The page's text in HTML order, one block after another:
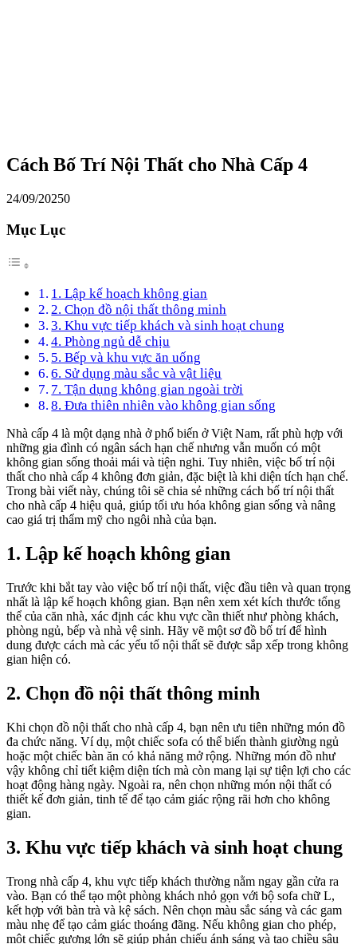
Cách Bố Trí Nội Thất cho Nhà Cấp 4
24/09/20250
Mục Lục
1. Lập kế hoạch không gian
2. Chọn đồ nội thất thông minh
3. Khu vực tiếp khách và sinh hoạt chung
4. Phòng ngủ dễ chịu
5. Bếp và khu vực ăn uống
6. Sử dụng màu sắc và vật liệu
7. Tận dụng không gian ngoài trời
8. Đưa thiên nhiên vào không gian sống
Nhà cấp 4 là một dạng nhà ở phổ biến ở Việt Nam, rất phù hợp với
những gia đình có ngân sách hạn chế nhưng vẫn muốn có một
không gian sống thoải mái và tiện nghi. Tuy nhiên, việc bố trí nội
thất cho nhà cấp 4 không đơn giản, đặc biệt là khi diện tích hạn chế.
Trong bài viết này, chúng tôi sẽ chia sẻ những cách bố trí nội thất
cho nhà cấp 4 hiệu quả, giúp tối ưu hóa không gian sống và nâng
cao giá trị thẩm mỹ cho ngôi nhà của bạn.
1. Lập kế hoạch không gian
Trước khi bắt tay vào việc bố trí nội thất, việc đầu tiên và quan trọng
nhất là lập kế hoạch không gian. Bạn nên xem xét kích thước tổng
thể của căn nhà, xác định các khu vực cần thiết như phòng khách,
phòng ngủ, bếp và nhà vệ sinh. Hãy vẽ một sơ đồ bố trí để hình
dung được cách mà các yếu tố nội thất sẽ được sắp xếp trong không
gian hiện có.
2. Chọn đồ nội thất thông minh
Khi chọn đồ nội thất cho nhà cấp 4, bạn nên ưu tiên những món đồ
đa chức năng. Ví dụ, một chiếc sofa có thể biến thành giường ngủ
hoặc một chiếc bàn ăn có khả năng mở rộng. Những món đồ như
vậy không chỉ tiết kiệm diện tích mà còn mang lại sự tiện lợi cho các
hoạt động hàng ngày. Ngoài ra, nên chọn những món nội thất có
thiết kế đơn giản, tinh tế để tạo cảm giác rộng rãi hơn cho không
gian.
3. Khu vực tiếp khách và sinh hoạt chung
Trong nhà cấp 4, khu vực tiếp khách thường nằm ngay gần cửa ra
vào. Bạn có thể tạo một phòng khách nhỏ gọn với bộ sofa chữ L,
kết hợp với bàn trà và kệ sách. Nên chọn màu sắc sáng và các gam
màu nhẹ để tạo cảm giác thoáng đãng. Nếu không gian cho phép,
một chiếc gương lớn sẽ giúp phản chiếu ánh sáng và tạo chiều sâu